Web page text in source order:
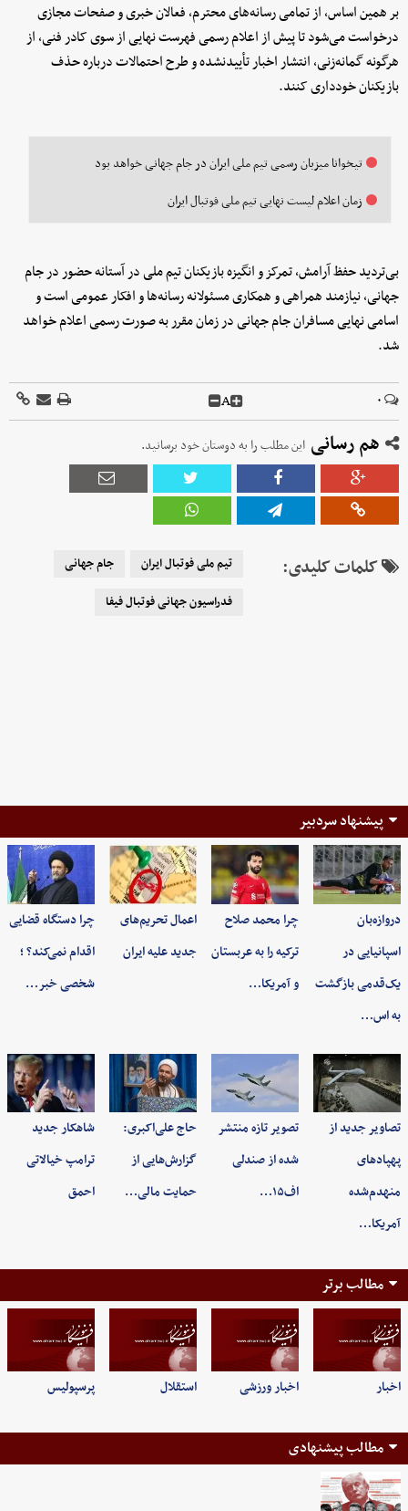
بر همین اساس، از تمامی رسانه‌های محترم، فعالان خبری و صفحات مجازی
درخواست می‌شود تا پیش از اعلام رسمی فهرست نهایی از سوی کادر فنی، از
هرگونه گمانه‌زنی، انتشار اخبار تأییدنشده و طرح احتمالات درباره حذف
بازیکنان خودداری کنند.
تیخوانا میزبان رسمی تیم ملی ایران در جام جهانی خواهد بود
زمان اعلام لیست نهایی تیم ملی فوتبال ایران
بی‌تردید حفظ آرامش، تمرکز و انگیزه بازیکنان تیم ملی در آستانه حضور در جام
جهانی، نیازمند همراهی و همکاری مسئولانه رسانه‌ها و افکار عمومی است و
اسامی نهایی مسافران جام جهانی در زمان مقرر به صورت رسمی اعلام خواهد
شد.
۰ A
هم رسانی این مطلب را به دوستان خود برسانید.
کلمات کلیدی: تیم ملی فوتبال ایران
جام جهانی
فدراسیون جهانی فوتبال فیفا
پیشنهاد سردبیر
دروازه‌بان
اسپانیایی در
یک‌قدمی بازگشت
به اس…
چرا محمد صلاح
ترکیه را به عربستان
و آمریکا…
اعمال تحریم‌های
جدید علیه ایران
چرا دستگاه قضایی
اقدام نمی‌کند؟ ؛
شخصی خبر…
تصاویر جدید از
پهپادهای
منهدم‌شده
آمریکا…
تصویر تازه منتشر
شده از صندلی
اف۱۵…
حاج علی‌اکبری:
گزارش‌هایی از
حمایت مالی…
شاهکار جدید
ترامپ خیالاتی
احمق
مطالب برتر
اخبار اخبار ورزشی استقلال پرسپولیس
مطالب پیشنهادی